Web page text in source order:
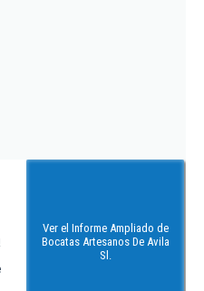
Ver el Informe Ampliado de
Bocatas Artesanos De Avila
Sl.